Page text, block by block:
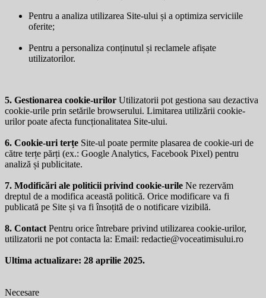
Pentru a analiza utilizarea Site-ului și a optimiza serviciile
oferite;
Pentru a personaliza conținutul și reclamele afișate
utilizatorilor.
5. Gestionarea cookie-urilor Utilizatorii pot gestiona sau dezactiva
cookie-urile prin setările browserului. Limitarea utilizării cookie-
urilor poate afecta funcționalitatea Site-ului.
6. Cookie-uri terțe Site-ul poate permite plasarea de cookie-uri de
către terțe părți (ex.: Google Analytics, Facebook Pixel) pentru
analiză și publicitate.
7. Modificări ale politicii privind cookie-urile Ne rezervăm
dreptul de a modifica această politică. Orice modificare va fi
publicată pe Site și va fi însoțită de o notificare vizibilă.
8. Contact Pentru orice întrebare privind utilizarea cookie-urilor,
utilizatorii ne pot contacta la: Email: redactie@voceatimisului.ro
Ultima actualizare: 28 aprilie 2025.
Necesare